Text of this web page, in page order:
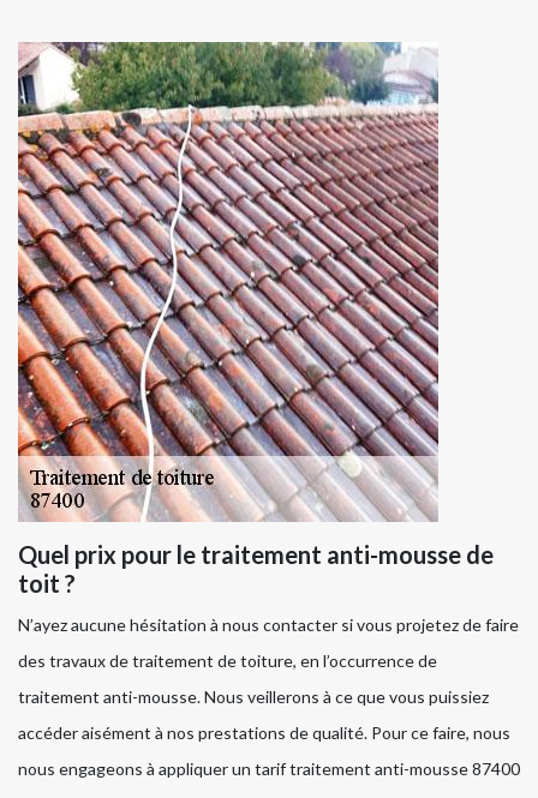
Quel prix pour le traitement anti-mousse de
toit ?
N’ayez aucune hésitation à nous contacter si vous projetez de faire
des travaux de traitement de toiture, en l’occurrence de
traitement anti-mousse. Nous veillerons à ce que vous puissiez
accéder aisément à nos prestations de qualité. Pour ce faire, nous
nous engageons à appliquer un tarif traitement anti-mousse 87400